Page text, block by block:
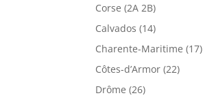
Corse (2A 2B)
Calvados (14)
Charente-Maritime (17)
Côtes-d’Armor (22)
Drôme (26)